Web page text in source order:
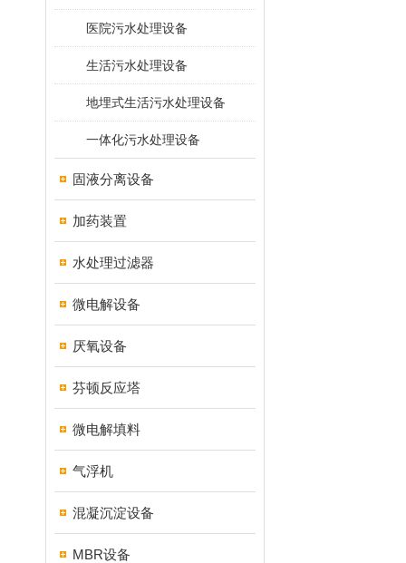
医院污水处理设备
生活污水处理设备
地埋式生活污水处理设备
一体化污水处理设备
固液分离设备
加药装置
水处理过滤器
微电解设备
厌氧设备
芬顿反应塔
微电解填料
气浮机
混凝沉淀设备
MBR设备